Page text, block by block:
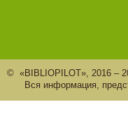
© «BIBLIOPILOT», 2016 –
Вся информация,